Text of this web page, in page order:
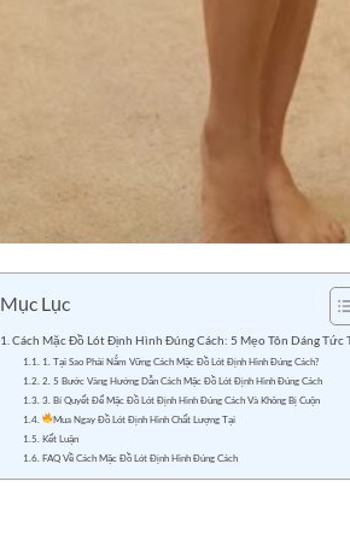
Mục Lục
Cách Mặc Đồ Lót Định Hình Đúng Cách: 5 Mẹo Tôn Dáng Tức
1. Tại Sao Phải Nắm Vững Cách Mặc Đồ Lót Định Hình Đúng Cách?
2. 5 Bước Vàng Hướng Dẫn Cách Mặc Đồ Lót Định Hình Đúng Cách
3. Bí Quyết Để Mặc Đồ Lót Định Hình Đúng Cách Và Không Bị Cuộn
Mua Ngay Đồ Lót Định Hình Chất Lượng Tại
Kết Luận
FAQ Về Cách Mặc Đồ Lót Định Hình Đúng Cách